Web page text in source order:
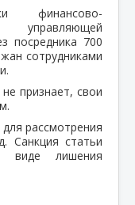
финансово-
управляющей
посредника 700
сотрудниками
признает, свои
рассмотрения
Санкция статьи
виде лишения